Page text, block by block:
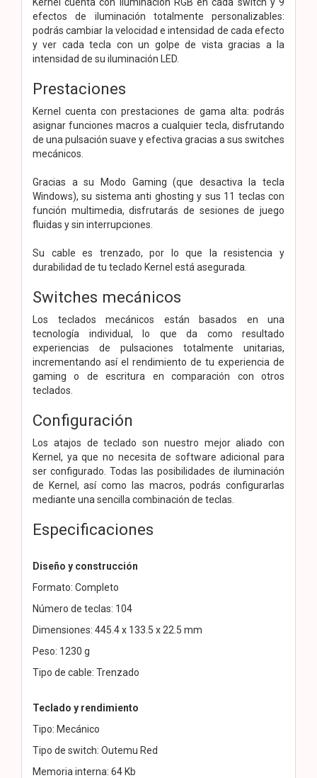
efectos de iluminación totalmente personalizables:
podrás cambiar la velocidad e intensidad de cada efecto
y ver cada tecla con un golpe de vista gracias a la
intensidad de su iluminación LED.
Prestaciones
Kernel cuenta con prestaciones de gama alta: podrás
asignar funciones macros a cualquier tecla, disfrutando
de una pulsación suave y efectiva gracias a sus switches
mecánicos.
Gracias a su Modo Gaming (que desactiva la tecla
Windows), su sistema anti ghosting y sus 11 teclas con
función multimedia, disfrutarás de sesiones de juego
fluidas y sin interrupciones.
Su cable es trenzado, por lo que la resistencia y
durabilidad de tu teclado Kernel está asegurada.
Switches mecánicos
Los teclados mecánicos están basados en una
tecnología individual, lo que da como resultado
experiencias de pulsaciones totalmente unitarias,
incrementando así el rendimiento de tu experiencia de
gaming o de escritura en comparación con otros
teclados.
Configuración
Los atajos de teclado son nuestro mejor aliado con
Kernel, ya que no necesita de software adicional para
ser configurado. Todas las posibilidades de iluminación
de Kernel, así como las macros, podrás configurarlas
mediante una sencilla combinación de teclas.
Especificaciones
Diseño y construcción
Formato: Completo
Número de teclas: 104
Dimensiones: 445.4 x 133.5 x 22.5 mm
Peso: 1230 g
Tipo de cable: Trenzado
Teclado y rendimiento
Tipo: Mecánico
Tipo de switch: Outemu Red
Memoria interna: 64 Kb